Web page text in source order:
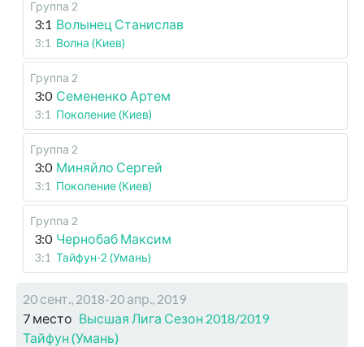
Группа 2
3:1 Волынец Станислав
3:1 Волна (Киев)
Группа 2
3:0 Семененко Артем
3:1 Поколение (Киев)
Группа 2
3:0 Миняйло Сергей
3:1 Поколение (Киев)
Группа 2
3:0 Чернобаб Максим
3:1 Тайфун-2 (Умань)
20 сент., 2018-20 апр., 2019
7 место Высшая Лига Сезон 2018/2019
Тайфун (Умань)